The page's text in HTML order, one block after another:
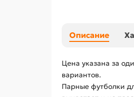
Описание
Цена указана за
вариантов.
Парные футболки